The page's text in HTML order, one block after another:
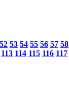
52 53 54 55 56 57 58
113 114 115 116 117